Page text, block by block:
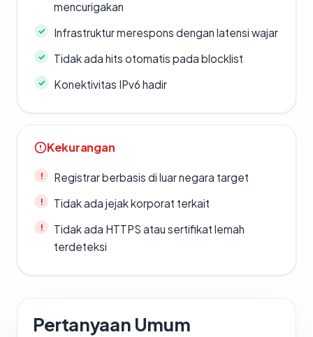
mencurigakan
Infrastruktur merespons dengan latensi wajar
Tidak ada hits otomatis pada blocklist
Konektivitas IPv6 hadir
Kekurangan
Registrar berbasis di luar negara target
Tidak ada jejak korporat terkait
Tidak ada HTTPS atau sertifikat lemah
terdeteksi
Pertanyaan Umum